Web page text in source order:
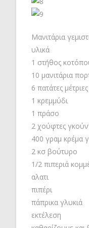
Μανιτάρια
υλικά
1 στήθος
10 μανιτάρια
6 πατάτες μέτριες
1 κρεμμύδι
1 πράσο
2 χούφτες
400 γραμ κρέμα
2 κσ βούτυρο
1/2 πιπεριά
αλατι
πιπέρι
πάπρικα γλυκιά
εκτέλεση